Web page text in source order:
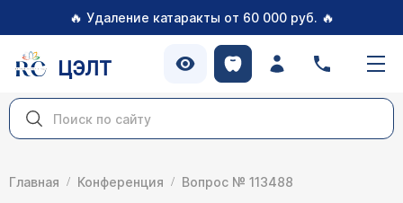
🔥 Удаление катаракты от 60 000 руб. 🔥
ЦЭЛТ
Главная Конференция Вопрос № 113488